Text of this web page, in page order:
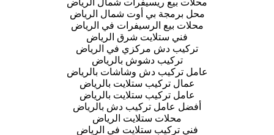
محل برمجة بي أوت شمال الرياض
محلات بيع الرسيفرات في الرياض
فني ستلايت شرق الرياض
تركيب دش مركزي في الرياض
تركيب دشوش بالرياض
عامل تركيب دش وشاشات بالرياض
عمال تركيب ستلايت بالرياض
عامل تركيب ستلايت بالرياض
أفضل عامل تركيب دش بالرياض
محلات ستلايت الرياض
فني تركيب ستلايت في الرياض